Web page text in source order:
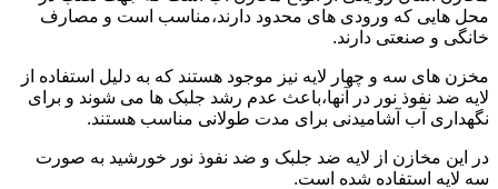
محل هایی که ورودی های محدود دارند،مناسب است و مصارف
خانگی و صنعتی دارند.
مخزن های سه و چهار لایه نیز موجود هستند که به دلیل استفاده از
لایه ضد نفوذ نور در آنها،باعث عدم رشد جلبک ها می شوند و برای
نگهداری آب آشامیدنی برای مدت طولانی مناسب هستند.
در این مخازن از لایه ضد جلبک و ضد نفوذ نور خورشید به صورت
سه لایه استفاده شده است.